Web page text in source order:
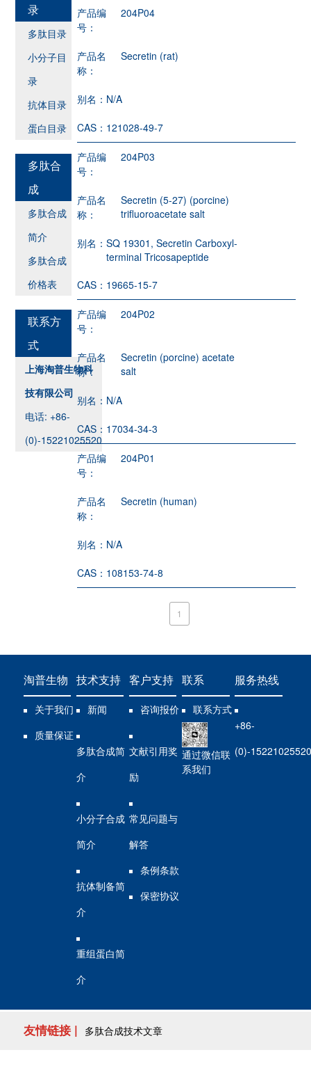
录
多肽目录
小分子目
录
抗体目录
蛋白目录
多肽合
成
多肽合成
简介
多肽合成
价格表
联系方
式
上海淘普生物科
技有限公司
电话: +86-
(0)-15221025520
产品编
号：
204P04
产品名
称：
Secretin (rat)
别名： N/A
CAS： 121028-49-7
产品编
号：
204P03
产品名
称：
Secretin (5-27) (porcine)
trifluoroacetate salt
别名：SQ 19301, Secretin Carboxyl-
terminal Tricosapeptide
CAS： 19665-15-7
产品编
号：
204P02
产品名
称：
Secretin (porcine) acetate
salt
别名： N/A
CAS： 17034-34-3
产品编
号：
204P01
产品名
称：
Secretin (human)
别名： N/A
CAS： 108153-74-8
1
淘普生物
关于我们
质量保证
技术支持
新闻
多肽合成简
介
小分子合成
简介
抗体制备简
介
重组蛋白简
介
客户支持
咨询报价
文献引用奖
励
常见问题与
解答
条例条款
保密协议
联系
联系方式
通过微信联
系我们
服务热线
+86-
(0)-
友情链接 | 多肽合成技术文章